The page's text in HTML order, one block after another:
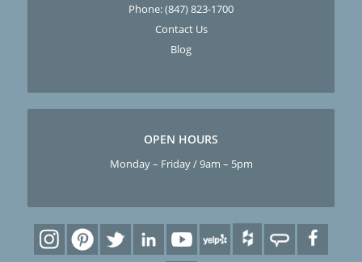
Phone:(847) 823-1700
Contact Us
Blog
OPEN HOURS
Monday – Friday / 9am – 5pm